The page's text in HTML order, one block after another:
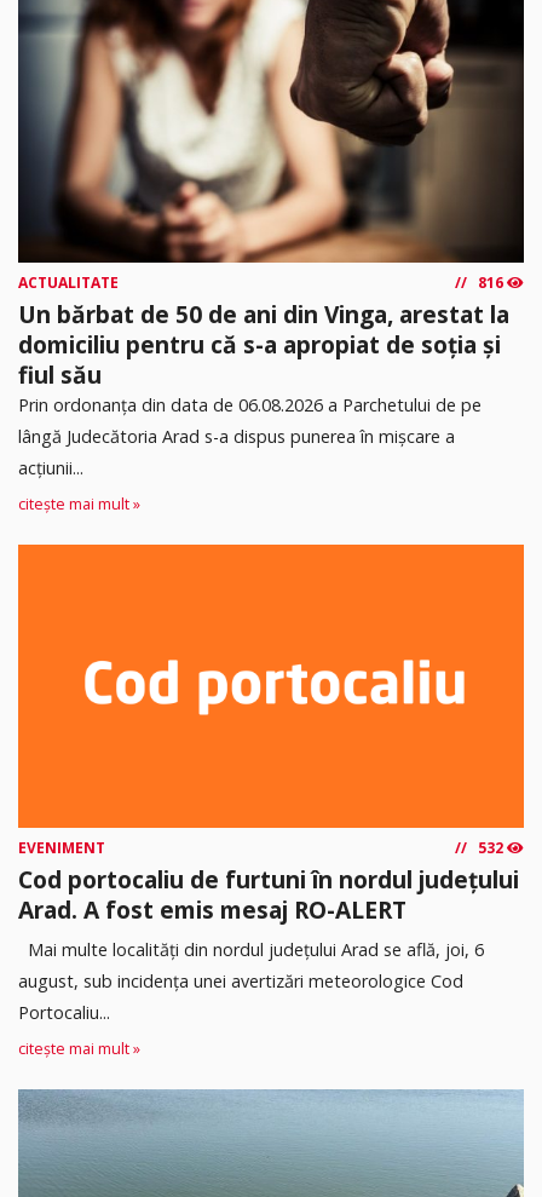
ACTUALITATE 816
Un bărbat de 50 de ani din Vinga, arestat la
domiciliu pentru că s-a apropiat de soția și
fiul său
Prin ordonanța din data de 06.08.2026 a Parchetului de pe
lângă Judecătoria Arad s-a dispus punerea în mişcare a
acţiunii...
citește mai mult »
EVENIMENT 532
Cod portocaliu de furtuni în nordul județului
Arad. A fost emis mesaj RO-ALERT
Mai multe localități din nordul județului Arad se află, joi, 6
august, sub incidența unei avertizări meteorologice Cod
Portocaliu...
citește mai mult »